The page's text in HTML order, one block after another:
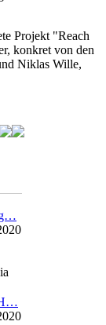
Projekt "Reach
konkret von den
Niklas Wille,